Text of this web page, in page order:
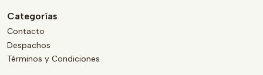
Categorías
Contacto
Despachos
Términos y Condiciones